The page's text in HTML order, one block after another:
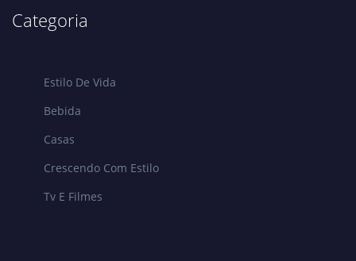
Categoria
Estilo De Vida
Bebida
Casas
Crescendo Com Estilo
Tv E Filmes